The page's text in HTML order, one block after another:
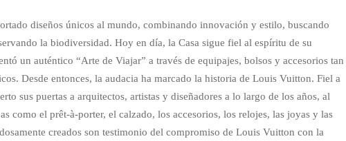
diseños únicos al mundo, combinando innovación y estilo, buscando
la biodiversidad. Hoy en día, la Casa sigue fiel al espíritu de su
un auténtico “Arte de Viajar” a través de equipajes, bolsos y accesorios tan
Desde entonces, la audacia ha marcado la historia de Louis Vuitton. Fiel a
sus puertas a arquitectos, artistas y diseñadores a lo largo de los años, al
como el prêt-à-porter, el calzado, los accesorios, los relojes, las joyas y las
creados son testimonio del compromiso de Louis Vuitton con la